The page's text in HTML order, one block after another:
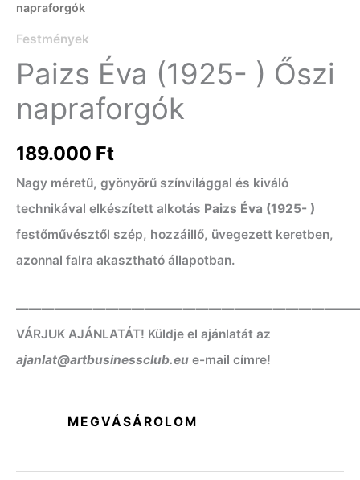
napraforgók
Festmények
Paizs Éva (1925- ) Őszi
napraforgók
189.000 Ft
Nagy méretű, gyönyörű színvilággal és kiváló
technikával elkészített alkotás Paizs Éva (1925- )
festőművésztől szép, hozzáillő, üvegezett keretben,
azonnal falra akasztható állapotban.
VÁRJUK AJÁNLATÁT! Küldje el ajánlatát az
ajanlat@artbusinessclub.eu e-mail címre!
MEGVÁSÁROLOM